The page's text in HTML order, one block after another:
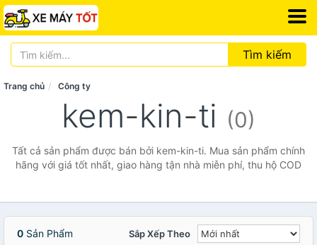
Tìm kiếm
Trang chủ Công ty
kem-kin-ti (0)
Tất cả sản phẩm được bán bởi kem-kin-ti. Mua sản phẩm chính
hãng với giá tốt nhất, giao hàng tận nhà miễn phí, thu hộ COD
0 Sản Phẩm Sắp Xếp Theo